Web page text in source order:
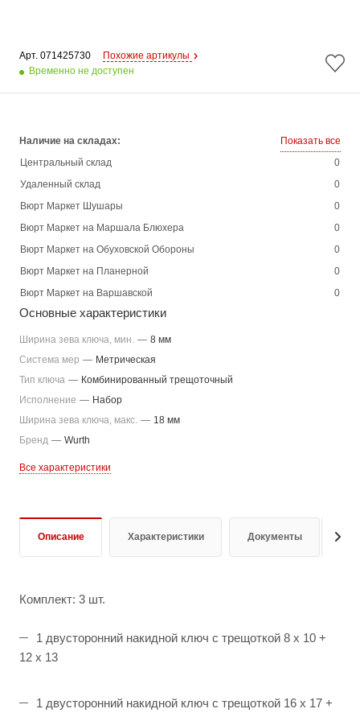
Арт. 071425730
Похожие артикулы
Временно не доступен
Наличие на складах:
Показать все
Центральный склад
0
Удаленный склад
0
Вюрт Маркет Шушары
0
Вюрт Маркет на Маршала Блюхера
0
Вюрт Маркет на Обуховской Обороны
0
Вюрт Маркет на Планерной
0
Вюрт Маркет на Варшавской
0
Основные характеристики
Ширина зева ключа, мин. — 8 мм
Система мер — Метрическая
Тип ключа — Комбинированный трещоточный
Исполнение — Набор
Ширина зева ключа, макс. — 18 мм
Бренд — Wurth
Все характеристики
Описание Характеристики Документы
Комплект: 3 шт.
1 двусторонний накидной ключ с трещоткой 8 x 10 +
12 x 13
1 двусторонний накидной ключ с трещоткой 16 x 17 +